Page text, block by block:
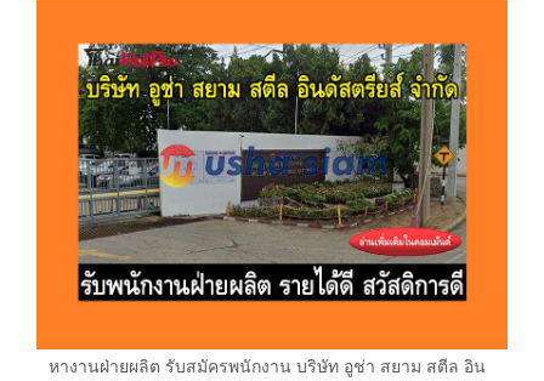
หางานฝ่ายผลิต รับสมัครพนักงาน บริษัท อูช่า สยาม สตีล อิน